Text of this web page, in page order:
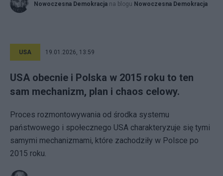
Nowoczesna Demokracja na blogu Nowoczesna Demokracja
USA 19.01.2026, 13:59
USA obecnie i Polska w 2015 roku to ten
sam mechanizm, plan i chaos celowy.
Proces rozmontowywania od środka systemu
państwowego i społecznego USA charakteryzuje się tymi
samymi mechanizmami, które zachodziły w Polsce po
2015 roku.